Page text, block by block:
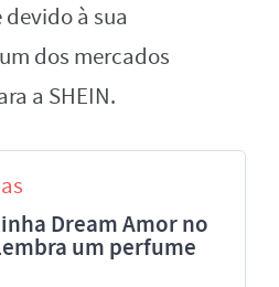
à sua
dos mercados
a SHEIN.
Dream Amor no
um perfume